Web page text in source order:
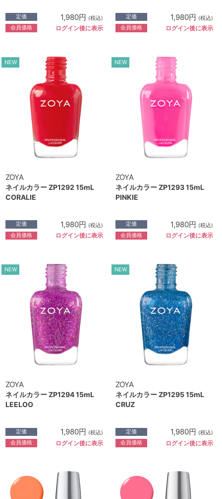
定価 1,980円 (税込)
会員価格 ログイン後に表示
定価 1,980円 (税込)
会員価格 ログイン後に表示
NEW
ZOYA
ネイルカラー ZP1292 15mL
CORALIE
定価 1,980円 (税込)
会員価格 ログイン後に表示
NEW
ZOYA
ネイルカラー ZP1293 15mL
PINKIE
定価 1,980円 (税込)
会員価格 ログイン後に表示
NEW
ZOYA
ネイルカラー ZP1294 15mL
LEELOO
定価 1,980円 (税込)
会員価格 ログイン後に表示
NEW
ZOYA
ネイルカラー ZP1295 15mL
CRUZ
定価 1,980円 (税込)
会員価格 ログイン後に表示